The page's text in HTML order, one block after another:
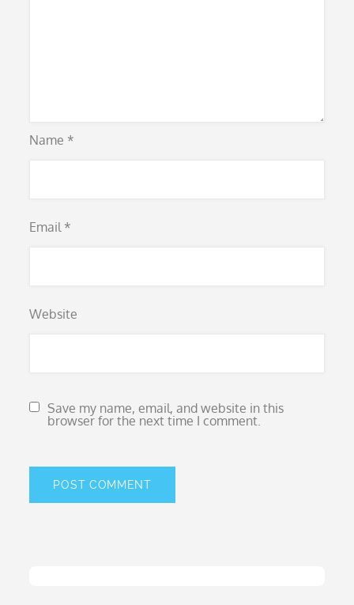
Name *
Email *
Website
Save my name, email, and website in this
browser for the next time I comment.